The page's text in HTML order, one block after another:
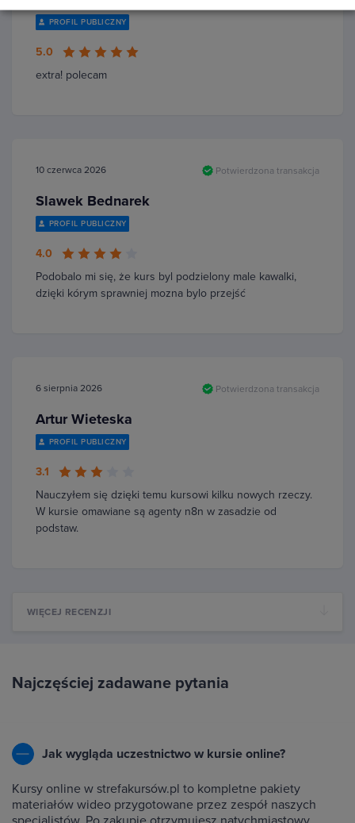
PROFIL PUBLICZNY
5.0
extra! polecam
10 czerwca 2026 Potwierdzona transakcja
Slawek Bednarek
PROFIL PUBLICZNY
4.0
Podobalo mi się, że kurs byl podzielony male kawalki,
dzięki kórym sprawniej mozna bylo przejść
6 sierpnia 2026 Potwierdzona transakcja
Artur Wieteska
PROFIL PUBLICZNY
3.1
Nauczyłem się dzięki temu kursowi kilku nowych rzeczy.
W kursie omawiane są agenty n8n w zasadzie od
podstaw.
WIĘCEJ RECENZJI
Najczęściej zadawane pytania
Jak wygląda uczestnictwo w kursie online?
Kursy online w strefakursów.pl to kompletne pakiety
materiałów wideo przygotowane przez zespół naszych